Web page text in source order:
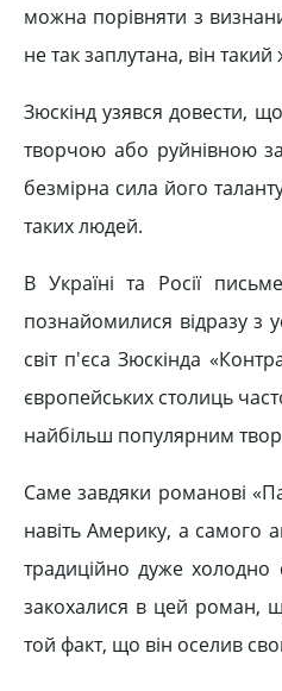
можна порівняти з
не так заплутана, він
Зюскінд узявся довести,
творчою або руйнівною
безмірна сила його
таких людей.
В Україні та Росії
познайомилися відразу з
світ п'єса Зюскінда
європейських столиць
найбільш популярним
Саме завдяки романові
навіть Америку, а самого
традиційно дуже холодно
закохалися в цей роман,
той факт, що він оселив